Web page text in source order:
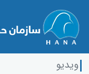
ویدیو